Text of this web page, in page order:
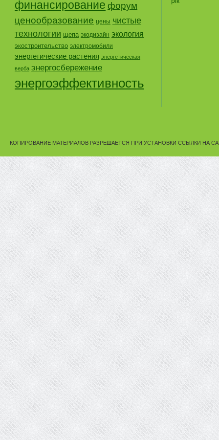
финансирование форум
ценообразование цены чистые
технологии щепа экодизайн экология
экостроительство электромобили
энергетические растения энергетическая
верба энергосбережение
энергоэффективность
КОПИРОВАНИЕ МАТЕРИАЛОВ РАЗРЕШАЕТСЯ ПРИ УСТАНОВКИ ССЫЛКИ НА САЙТ